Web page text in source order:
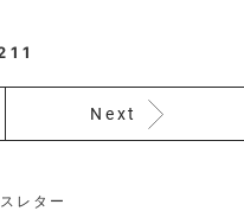
Next
レター